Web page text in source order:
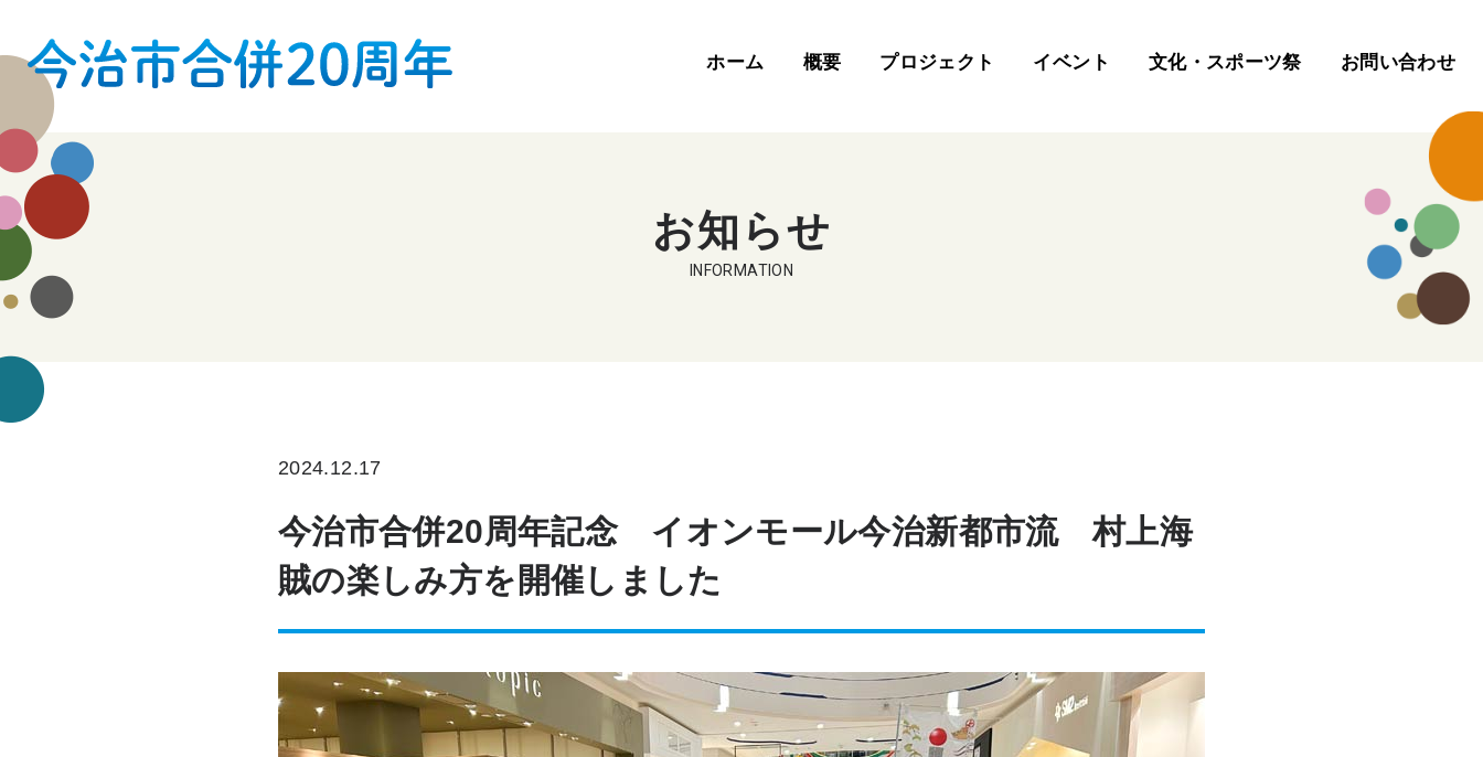
ホーム 概要 プロジェクト イベント 文化・スポーツ祭 お問い合わせ
お知らせ
INFORMATION
2024.12.17
今治市合併20周年記念 イオンモール今治新都市流 村上海
賊の楽しみ方を開催しました